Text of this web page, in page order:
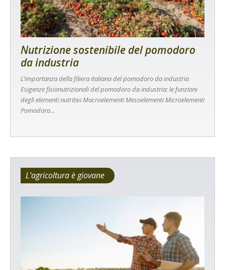
Nutrizione sostenibile del pomodoro
da industria
L’importanza della filiera italiana del pomodoro da industria
Esigenze fisionutrizionali del pomodoro da industria: le funzioni
degli elementi nutritivi Macroelementi Mesoelementi Microelementi
Pomodoro...
L'agricoltura è giovane